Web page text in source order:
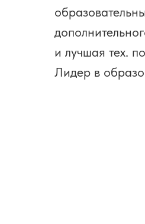
и лучшая тех.
Лидер в